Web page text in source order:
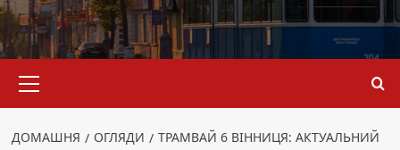
меню
ДОМАШНЯ ОГЛЯДИ
ТРАМВАЙ 6 ВІННИЦЯ: АКТУАЛЬНИЙ